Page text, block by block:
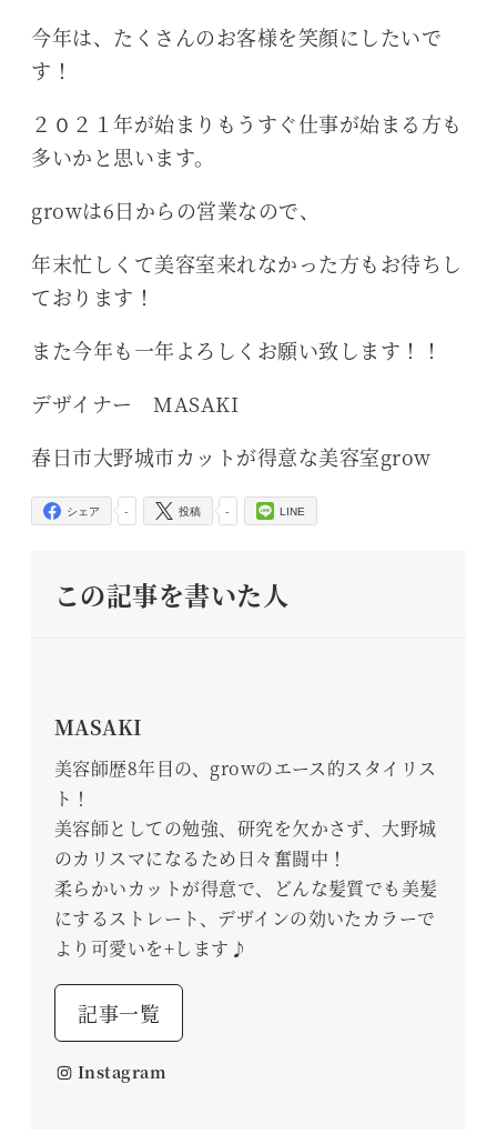
今年は、たくさんのお客様を笑顔にしたいで
す！
２０２１年が始まりもうすぐ仕事が始まる方も
多いかと思います。
growは6日からの営業なので、
年末忙しくて美容室来れなかった方もお待ちし
ております！
また今年も一年よろしくお願い致します！！
デザイナー MASAKI
春日市大野城市カットが得意な美容室grow
-
シェア -
投稿 LINE
この記事を書いた人
MASAKI
美容師歴8年目の、growのエース的スタイリス
ト！
美容師としての勉強、研究を欠かさず、大野城
のカリスマになるため日々奮闘中！
柔らかいカットが得意で、どんな髪質でも美髪
にするストレート、デザインの効いたカラーで
より可愛いを+します♪
記事一覧
Instagram